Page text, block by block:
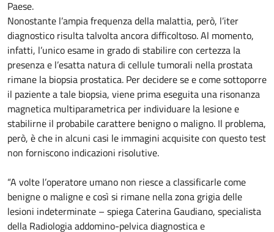
Paese.
Nonostante l’ampia frequenza della malattia, però, l’iter
diagnostico risulta talvolta ancora difficoltoso. Al momento,
infatti, l’unico esame in grado di stabilire con certezza la
presenza e l’esatta natura di cellule tumorali nella prostata
rimane la biopsia prostatica. Per decidere se e come sottoporre
il paziente a tale biopsia, viene prima eseguita una risonanza
magnetica multiparametrica per individuare la lesione e
stabilirne il probabile carattere benigno o maligno. Il problema,
però, è che in alcuni casi le immagini acquisite con questo test
non forniscono indicazioni risolutive.
“A volte l’operatore umano non riesce a classificarle come
benigne o maligne e così si rimane nella zona grigia delle
lesioni indeterminate – spiega Caterina Gaudiano, specialista
della Radiologia addomino-pelvica diagnostica e